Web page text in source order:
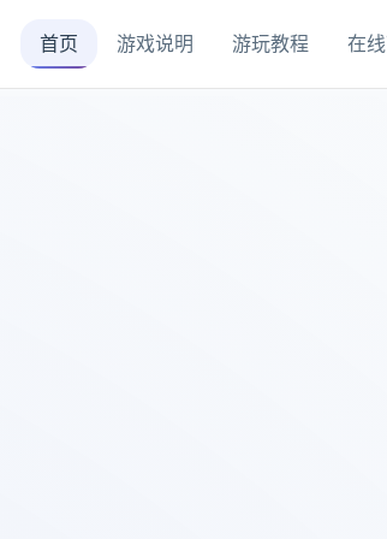
首页 游戏说明 游玩教程 在